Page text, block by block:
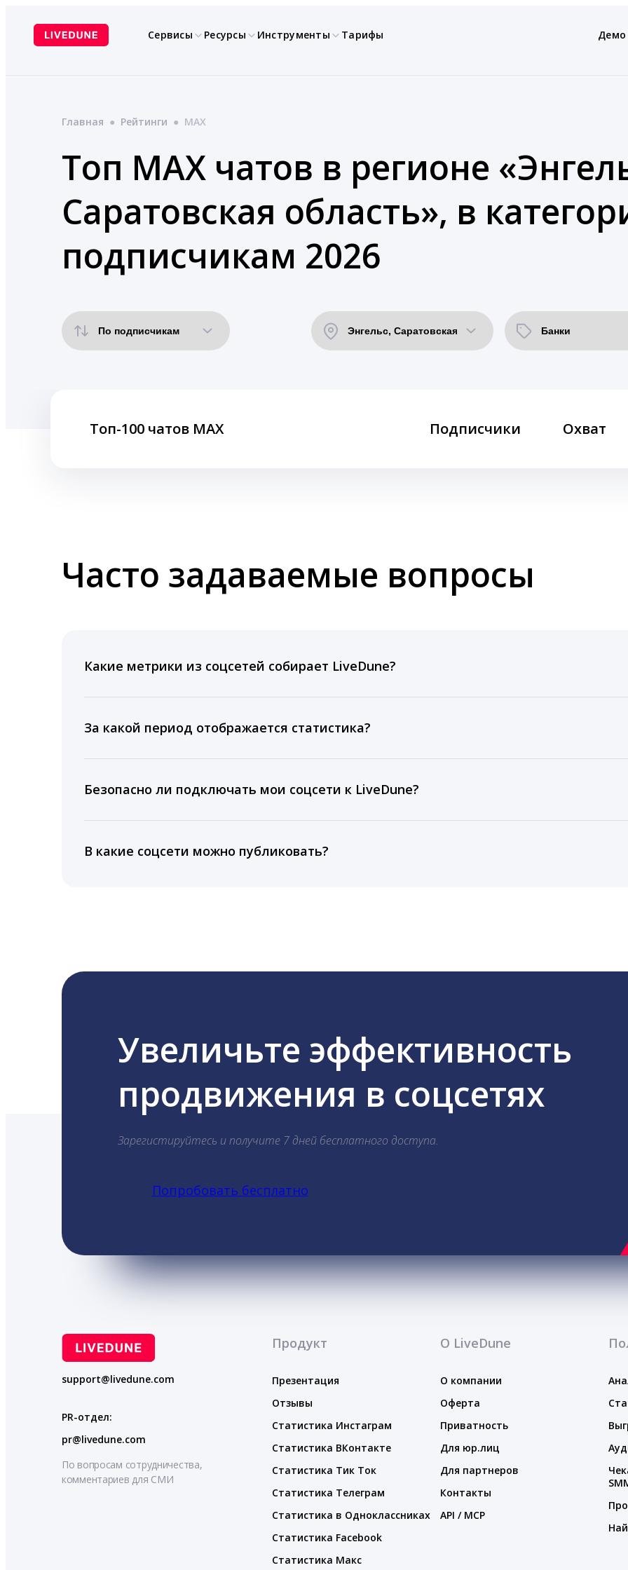
содержимому
Сервисы Ресурсы Инструменты Тарифы Демо
Главная ● Рейтинги ● MAX
Топ MAX чатов в регионе
Саратовская область», в
подписчикам 2026
Топ-100 чатов MAX Подписчики Охват
Часто задаваемые вопросы
Какие метрики из соцсетей собирает LiveDune?
время для публикации, показываем лучшие посты и присылаем автоматические отчеты с
За какой период отображается статистика?
подключении тарифа Блогер. При оплате тарифа Бизнес отображаются сведения за 3 года, а
5 лет.
Безопасно ли подключать мои соцсети к LiveDune?
информацию третьим лицам.
В какие соцсети можно публиковать?
Увеличьте эффективность
продвижения в соцсетях
Зарегистируйтесь и получите 7 дней бесплатного доступа.
Попробовать бесплатно
support@livedune.com
PR-отдел:
pr@livedune.com
По вопросам сотрудничества,
комментариев для СМИ
Продукт
Презентация
Отзывы
Статистика Инстаграм
Статистика ВКонтакте
Статистика Тик Ток
Статистика Телеграм
Статистика в Одноклассниках
Статистика Facebook
Статистика Макс
О LiveDune
О компании
Оферта
Приватность
Для юр.лиц
Для партнеров
Контакты
API / MCP